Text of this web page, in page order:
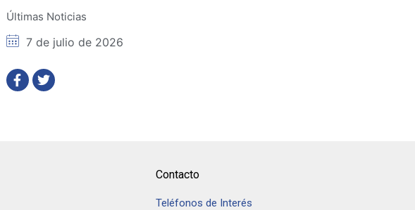
Últimas Noticias
7 de julio de 2026
Contacto
Teléfonos de Interés